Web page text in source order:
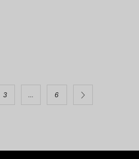
3 6